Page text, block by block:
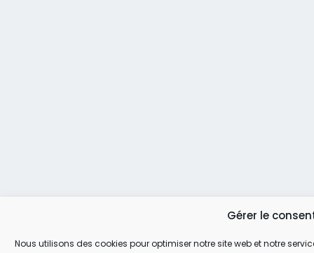
Gérer le
Nous utilisons des cookies pour optimiser notre site web et notre